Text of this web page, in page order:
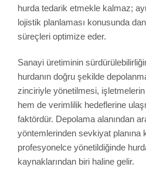
hurda tedarik etmekle kalmaz;
lojistik planlaması konusunda
süreçleri optimize eder.
Sanayi üretiminin
hurdanın doğru şekilde
zinciriyle yönetilmesi,
hem de verimlilik hedeflerine
faktördür. Depolama alanından
yöntemlerinden sevkiyat planına
profesyonelce yönetildiğinde
kaynaklarından biri haline gelir.